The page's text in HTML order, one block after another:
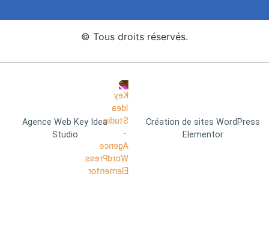
© Tous droits réservés.
Agence Web Key Idea
Studio
Création de sites WordPress
Elementor